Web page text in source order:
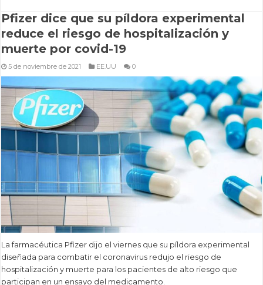
Pfizer dice que su píldora experimental
reduce el riesgo de hospitalización y
muerte por covid-19
5 de noviembre de 2021 EE.UU 0
La farmacéutica Pfizer dijo el viernes que su píldora experimental
diseñada para combatir el coronavirus redujo el riesgo de
hospitalización y muerte para los pacientes de alto riesgo que
participan en un ensayo del medicamento.